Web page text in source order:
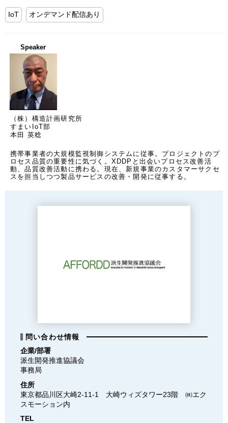
IoT オンデマンド配信あり
Speaker
（株）構造計画研究所
すまいIoT部
本田 英稔
携帯事業者の大規模監視制御システムに従事。プロジェクトのプ
ロセス品質の重要性に気づく。XDDPと出会いプロセス改善活
動、品質改善活動に携わる。現在、新規事業のカスタマーサクセ
スを担当しつつ製品サービスの改善・開発に従事する。
問い合わせ情報
企業/部署
派生開発推進協議会
事務局
住所
東京都品川区大崎2-11-1　大崎ウィズタワー23階　㈱エク
スモーション内
TEL